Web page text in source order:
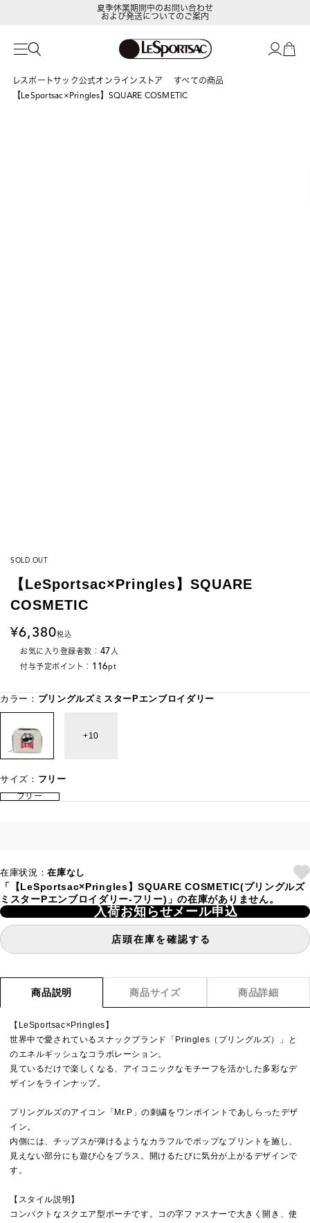
夏季休業期間中のお問い合わせ
および発送についてのご案内
レスポートサック公式オンラインストア
すべての商品
【LeSportsac×Pringles】SQUARE COSMETIC
SOLD OUT
【LeSportsac×Pringles】SQUARE
COSMETIC
6,380税込
お気に入り登録者数： 47人
付与予定ポイント： 116pt
カラー： プリングルズミスターPエンブロイダリー
10
サイズ： フリー
フリー
在庫状況：在庫なし
「【LeSportsac×Pringles】SQUARE COSMETIC(プリングルズ
ミスターPエンブロイダリー-フリー)」の在庫がありません。
入荷お知らせメール申込
店頭在庫を確認する
商品説明 商品サイズ 商品詳細
【LeSportsac×Pringles】
世界中で愛されているスナックブランド「Pringles（プリングルズ）」と
のエネルギッシュなコラボレーション。
見ているだけで楽しくなる、アイコニックなモチーフを活かした多彩なデ
ザインをラインナップ。
プリングルズのアイコン「Mr.P」の刺繍をワンポイントであしらったデザ
イン。
内側には、チップスが弾けるようなカラフルでポップなプリントを施し、
見えない部分にも遊び心をプラス。開けるたびに気分が上がるデザインで
す。
【スタイル説明】
コンパクトなスクエア型ポーチです。コの字ファスナーで大きく開き、使